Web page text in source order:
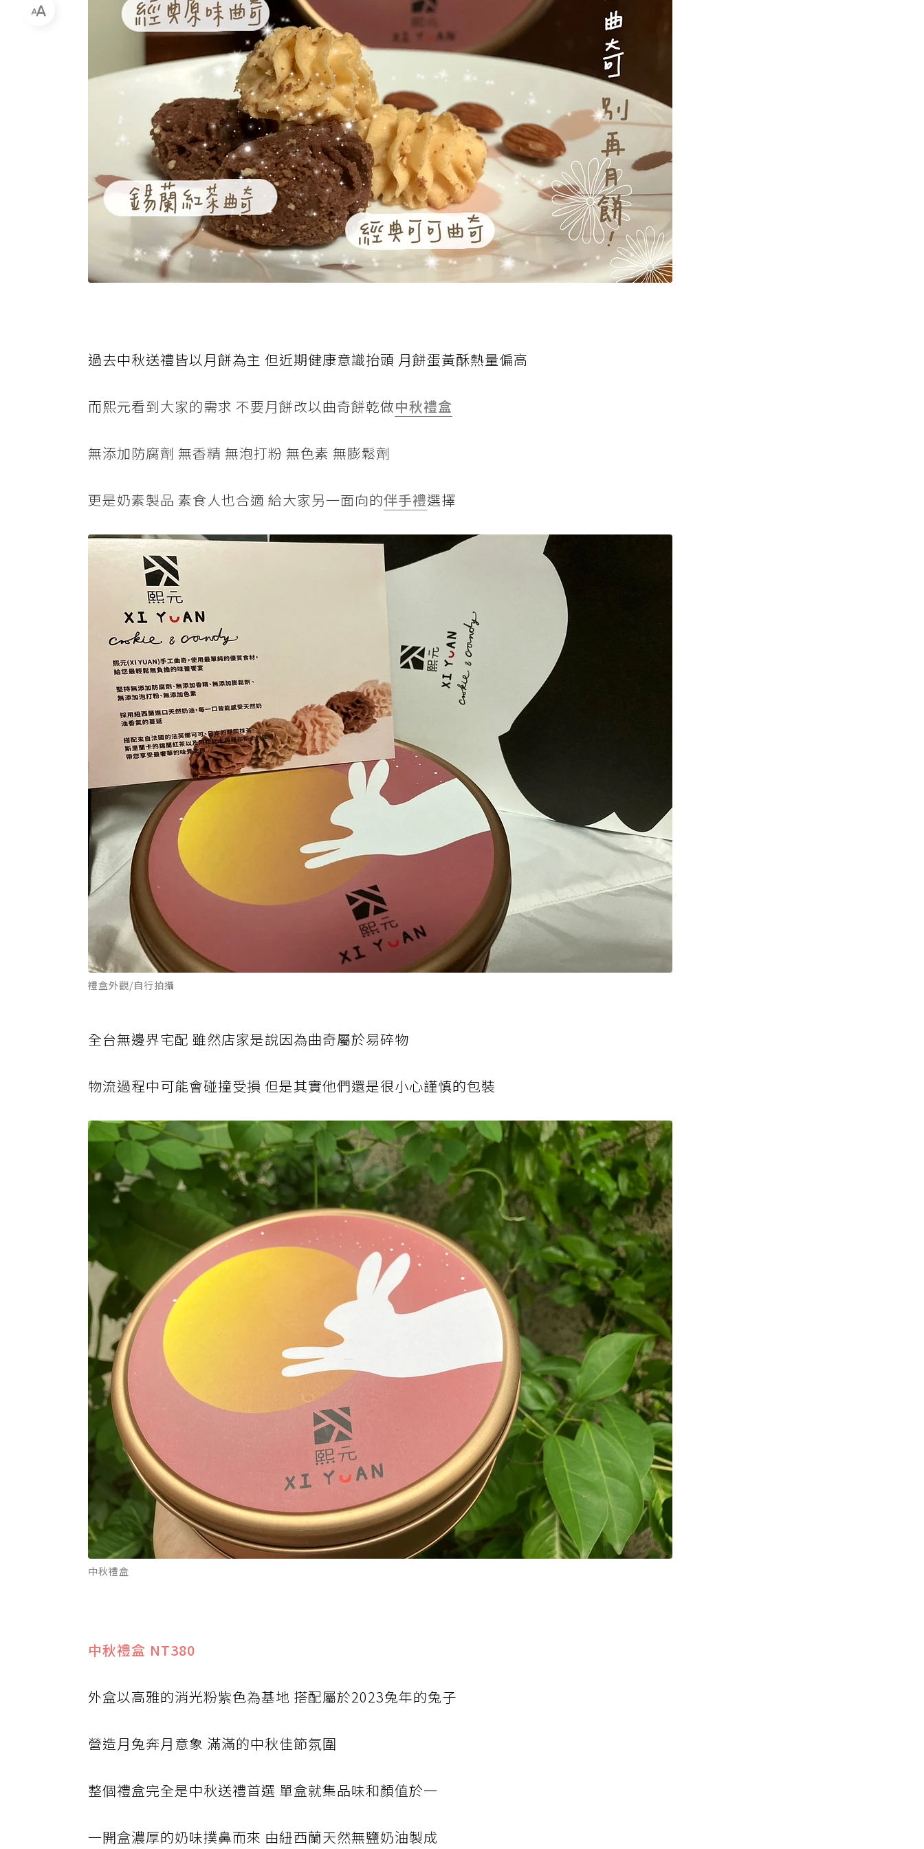
過去中秋送禮皆以月餅為主 但近期健康意識抬頭 月餅蛋黃酥熱量偏高
而熙元看到大家的需求 不要月餅改以曲奇餅乾做中秋禮盒
無添加防腐劑 無香精 無泡打粉 無色素 無膨鬆劑
更是奶素製品 素食人也合適 給大家另一面向的伴手禮選擇
禮盒外觀/自行拍攝
全台無邊界宅配 雖然店家是說因為曲奇屬於易碎物
物流過程中可能會碰撞受損 但是其實他們還是很小心謹慎的包裝
中秋禮盒
中秋禮盒 NT380
外盒以高雅的消光粉紫色為基地 搭配屬於2023兔年的兔子
營造月兔奔月意象 滿滿的中秋佳節氛圍
整個禮盒完全是中秋送禮首選 單盒就集品味和顏值於一
一開盒濃厚的奶味撲鼻而來 由紐西蘭天然無鹽奶油製成